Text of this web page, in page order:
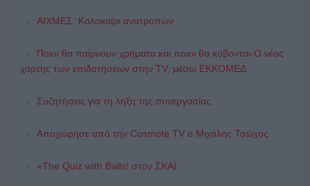
ΑΙΧΜΕΣ: Καλοκαίρι ανατροπών
Ποιοι θα παίρνουν χρήματα και ποιοι θα κόβονται-Ο νέος
χάρτης των επιδοτήσεων στην TV, μέσω ΕΚΚΟΜΕΔ
Συζητήσεις για τη λήξη της συνεργασίας
Αποχώρησε από την Cosmote TV o Μιχάλης Τσώχος
«The Quiz with Balls! στον ΣΚΑΪ